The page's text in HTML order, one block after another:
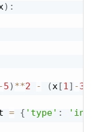
) :
-5) **2 - (x[1] -3
= { 'type' : 'ineq'